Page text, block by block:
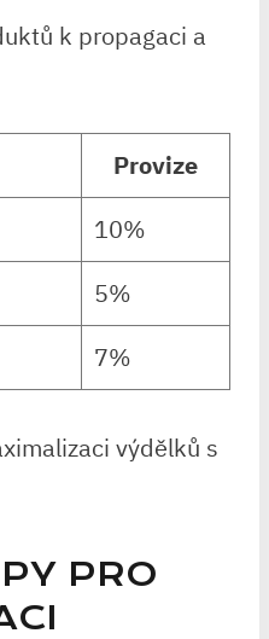
k propagaci a
Provize
10%
5%
7%
PRO